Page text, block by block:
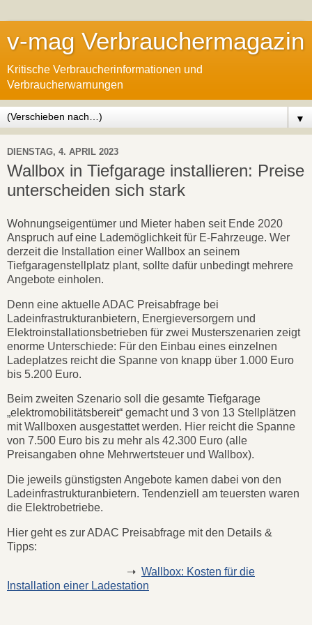
v-mag Verbrauchermagazin
Kritische Verbraucherinformationen und
Verbraucherwarnungen
▼
DIENSTAG, 4. APRIL 2023
Wallbox in Tiefgarage installieren: Preise
unterscheiden sich stark
Wohnungseigentümer und Mieter haben seit Ende 2020
Anspruch auf eine Lademöglichkeit für E-Fahrzeuge. Wer
derzeit die Installation einer Wallbox an seinem
Tiefgaragenstellplatz plant, sollte dafür unbedingt mehrere
Angebote einholen.
Denn eine aktuelle ADAC Preisabfrage bei
Ladeinfrastrukturanbietern, Energieversorgern und
Elektroinstallationsbetrieben für zwei Musterszenarien zeigt
enorme Unterschiede: Für den Einbau eines einzelnen
Ladeplatzes reicht die Spanne von knapp über 1.000 Euro
bis 5.200 Euro.
Beim zweiten Szenario soll die gesamte Tiefgarage
„elektromobilitätsbereit“ gemacht und 3 von 13 Stellplätzen
mit Wallboxen ausgestattet werden. Hier reicht die Spanne
von 7.500 Euro bis zu mehr als 42.300 Euro (alle
Preisangaben ohne Mehrwertsteuer und Wallbox).
Die jeweils günstigsten Angebote kamen dabei von den
Ladeinfrastrukturanbietern. Tendenziell am teuersten waren
die Elektrobetriebe.
Hier geht es zur ADAC Preisabfrage mit den Details &
Tipps:
➝ Wallbox: Kosten für die
Installation einer Ladestation